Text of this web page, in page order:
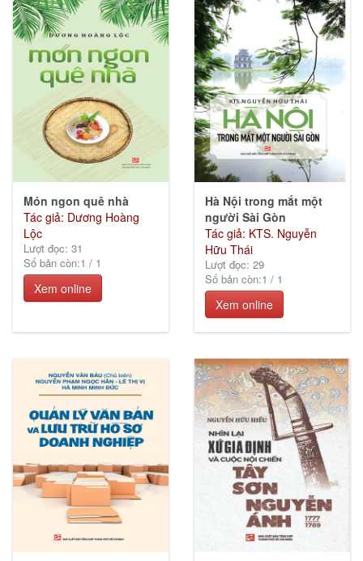
Món ngon quê nhà
Tác giả: Dương Hoàng
Lộc
Lượt đọc: 31
Số bản còn:1 /1
Xem online
Hà Nội trong mắt một
người Sài Gòn
Tác giả: KTS. Nguyễn
Hữu Thái
Lượt đọc: 29
Số bản còn:1 /1
Xem online